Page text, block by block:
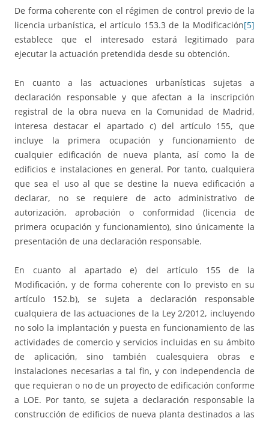
De forma coherente con el régimen de control previo de la
licencia urbanística, el artículo 153.3 de la Modificación[5]
establece que el interesado estará legitimado para
ejecutar la actuación pretendida desde su obtención.
En cuanto a las actuaciones urbanísticas sujetas a
declaración responsable y que afectan a la inscripción
registral de la obra nueva en la Comunidad de Madrid,
interesa destacar el apartado c) del artículo 155, que
incluye la primera ocupación y funcionamiento de
cualquier edificación de nueva planta, así como la de
edificios e instalaciones en general. Por tanto, cualquiera
que sea el uso al que se destine la nueva edificación a
declarar, no se requiere de acto administrativo de
autorización, aprobación o conformidad (licencia de
primera ocupación y funcionamiento), sino únicamente la
presentación de una declaración responsable.
En cuanto al apartado e) del artículo 155 de la
Modificación, y de forma coherente con lo previsto en su
artículo 152.b), se sujeta a declaración responsable
cualquiera de las actuaciones de la Ley 2/2012, incluyendo
no solo la implantación y puesta en funcionamiento de las
actividades de comercio y servicios incluidas en su ámbito
de aplicación, sino también cualesquiera obras e
instalaciones necesarias a tal fin, y con independencia de
que requieran o no de un proyecto de edificación conforme
a LOE. Por tanto, se sujeta a declaración responsable la
construcción de edificios de nueva planta destinados a las